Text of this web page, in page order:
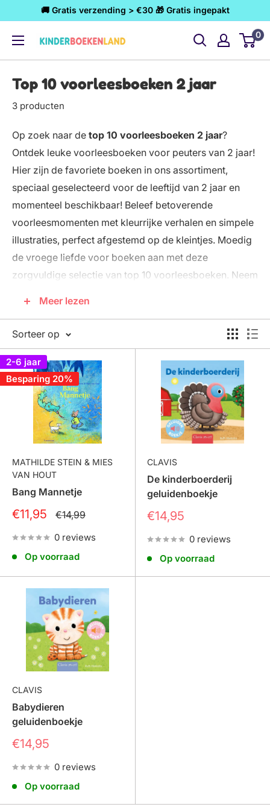
inhoud
🚚 Gratis verzending > €30 🎁 Gratis ingepakt
Kinderboekenland.nl 0
Top 10 voorleesboeken 2 jaar
3 producten
Op zoek naar de top 10 voorleesboeken 2 jaar?
Ontdek leuke voorleesboeken voor peuters van 2 jaar!
Hier zijn de favoriete boeken in ons assortiment,
speciaal geselecteerd voor de leeftijd van 2 jaar en
momenteel beschikbaar! Beleef betoverende
voorleesmomenten met kleurrijke verhalen en simpele
illustraties, perfect afgestemd op de kleintjes. Moedig
de vroege liefde voor boeken aan met deze
zorgvuldige selectie van top 10 voorleesboeken. Neem
verhalen.
Meer lezen
Sorteer op
2-6 jaar
Besparing 20%
MATHILDE STEIN & MIES
VAN HOUT
Bang Mannetje
Prijs
€11,95
Normale
prijs
€14,99
0 reviews
Op voorraad
CLAVIS
De kinderboerderij
geluidenboekje
Prijs
€14,95
0 reviews
Op voorraad
CLAVIS
Babydieren
geluidenboekje
Prijs
€14,95
0 reviews
Op voorraad